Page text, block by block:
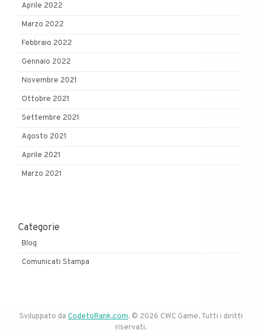
Aprile 2022
Marzo 2022
Febbraio 2022
Gennaio 2022
Novembre 2021
Ottobre 2021
Settembre 2021
Agosto 2021
Aprile 2021
Marzo 2021
Categorie
Blog
Comunicati Stampa
Sviluppato da CodetoRank.com. © 2026 CWC Game. Tutti i diritti
riservati.